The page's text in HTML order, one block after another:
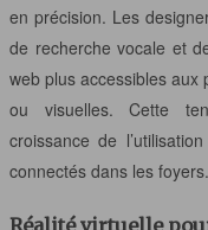
en précision. Les
de recherche vocale et
web plus accessibles aux
ou visuelles. Cette
croissance de
connectés dans les foyers.